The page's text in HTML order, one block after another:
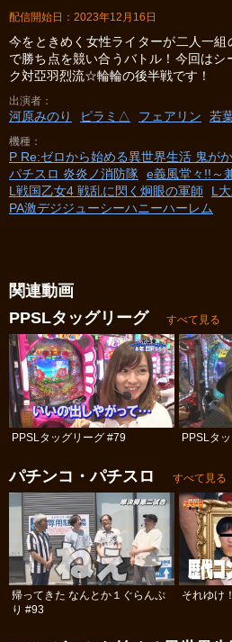
配信開始日：2023年12月16日
今をときめく女性ライターが二人一
で勝ち点を競い合うバトル！今回はシ
ク対亞羽烈流☆輪輪の後半戦です！
出演者
河原みのり ピラミ△ フェアリン 若
機種
P Re:ゼロから始める異世界生活 鬼が
パチスロ 炎炎ノ消防隊 e義風堂々!!～
L戦国乙女4 戦乱に閃く炯眼の軍師
L
PA激デジジューシーハニーハーレム
関連動画
PPSLタッグリーグ
すべて見る
PPSLタッグリーグ #79 PPSLタ
パチンコ・パチスロ すべて見る
帰ってきた なんとか１ぐらんぷ
り #93
それゆけ